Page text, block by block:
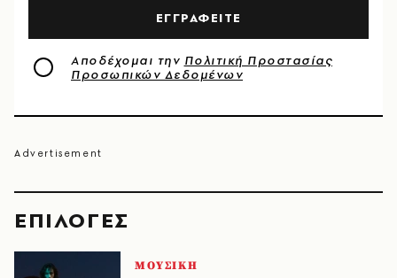
EΠΙΛΟΓΈΣ
ΜΟΥΣΙΚΗ
ΕΓΓΡΑΦΕΙΤΕ
Αποδέχομαι την Πολιτική Προστασίας
Προσωπικών Δεδομένων